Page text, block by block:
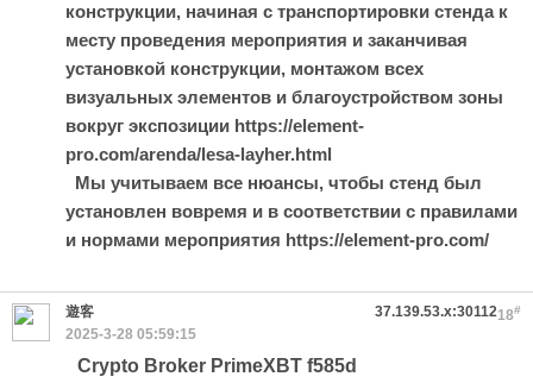
конструкции, начиная с транспортировки стенда к
месту проведения мероприятия и заканчивая
установкой конструкции, монтажом всех
визуальных элементов и благоустройством зоны
вокруг экспозиции https://element-
pro.com/arenda/lesa-layher.html
Мы учитываем все нюансы, чтобы стенд был
установлен вовремя и в соответствии с правилами
и нормами мероприятия https://element-pro.com/
18#
遊客
37.139.53.x:30112
2025-3-28 05:59:15
Crypto Broker PrimeXBT f585d